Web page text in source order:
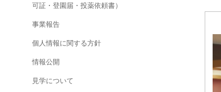
可証・登園届・投薬依頼書）
事業報告
個人情報に関する方針
情報公開
見学について